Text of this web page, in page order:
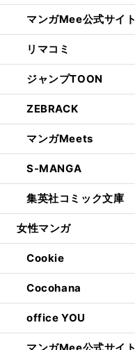
マンガMee公式サイト
リマコミ
ジャンプTOON
ZEBRACK
マンガMeets
S-MANGA
集英社コミック文庫
女性マンガ
Cookie
Cocohana
office YOU